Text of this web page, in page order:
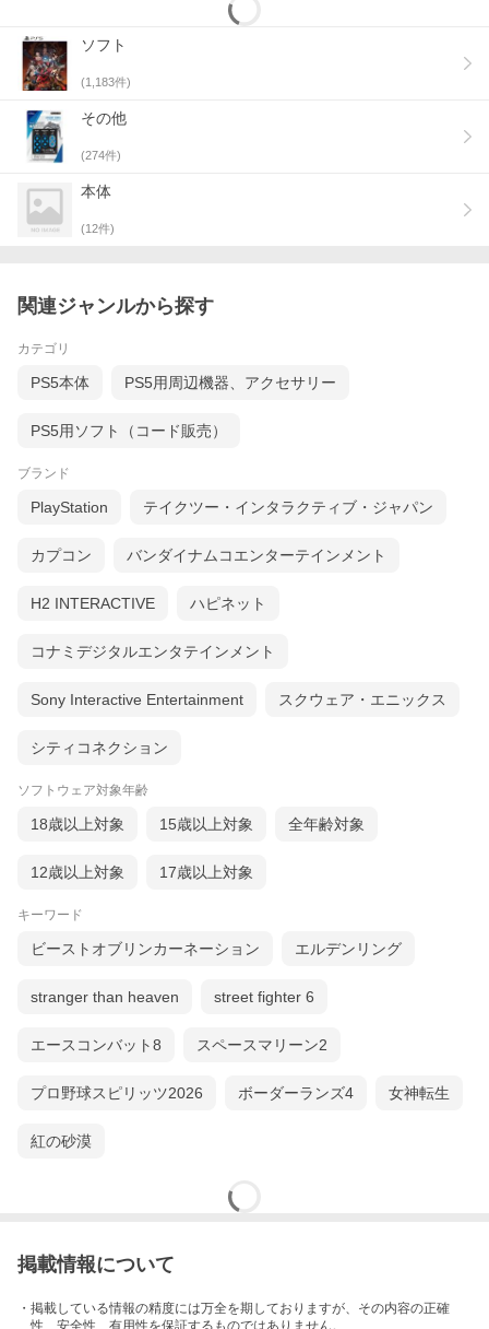
ソフト
(1,183件)
その他
(274件)
本体
(12件)
関連ジャンルから探す
カテゴリ
PS5本体 PS5用周辺機器、アクセサリー
PS5用ソフト（コード販売）
ブランド
PlayStation テイクツー・インタラクティブ・ジャパン
カプコン バンダイナムコエンターテインメント
H2 INTERACTIVE ハピネット
コナミデジタルエンタテインメント
Sony Interactive Entertainment スクウェア・エニックス
シティコネクション
ソフトウェア対象年齢
18歳以上対象 15歳以上対象 全年齢対象
12歳以上対象 17歳以上対象
キーワード
ビーストオブリンカーネーション エルデンリング
stranger than heaven street fighter 6
エースコンバット8 スペースマリーン2
プロ野球スピリッツ2026 ボーダーランズ4 女神転生
紅の砂漠
掲載情報について
・掲載している情報の精度には万全を期しておりますが、その内容の正確